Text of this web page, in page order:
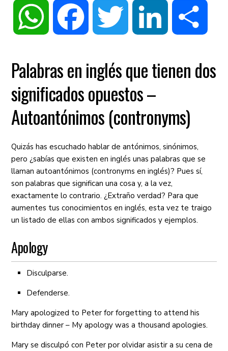
WhatsApp Facebook Twitter LinkedIn
Palabras en inglés que tienen dos
significados opuestos –
Autoantónimos (contronyms)
Quizás has escuchado hablar de antónimos, sinónimos,
pero ¿sabías que existen en inglés unas palabras que se
llaman autoantónimos (contronyms en inglés)? Pues sí,
son palabras que significan una cosa y, a la vez,
exactamente lo contrario. ¿Extraño verdad? Para que
aumentes tus conocimientos en inglés, esta vez te traigo
un listado de ellas con ambos significados y ejemplos.
Apology
Disculparse.
Defenderse.
Mary apologized to Peter for forgetting to attend his
birthday dinner – My apology was a thousand apologies.
Mary se disculpó con Peter por olvidar asistir a su cena de